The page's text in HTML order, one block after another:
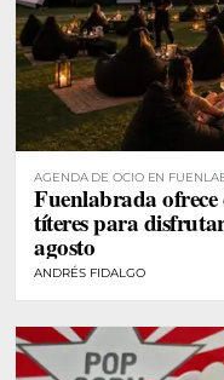
AGENDA DE OCIO EN
Fuenlabrada ofrece
títeres para
agosto
ANDRÉS FIDALGO